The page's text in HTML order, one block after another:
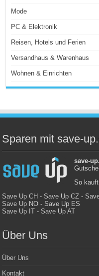
Mode
PC & Elektronik
Reisen, Hotels und Ferien
Versandhaus & Warenhaus
Wohnen & Einrichten
Sparen mit save-
save-
So
Save Up CH -Save Up CZ -
Save Up NO -Save Up ES
Save Up IT -Save Up AT
Über Uns
Über Uns
Kontakt